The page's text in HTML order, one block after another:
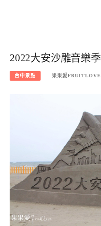
2022大安沙雕音樂季
台中景點 果果愛FRUITLOVE